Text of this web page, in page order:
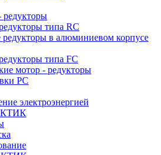
редукторы
типа RC
в алюминиевом корпусе
типа FC
мотор - редукторы
PC
электроэнергией